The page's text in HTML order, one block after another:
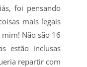
foi pensando
mais legais
Não são 16
estão inclusas
repartir com